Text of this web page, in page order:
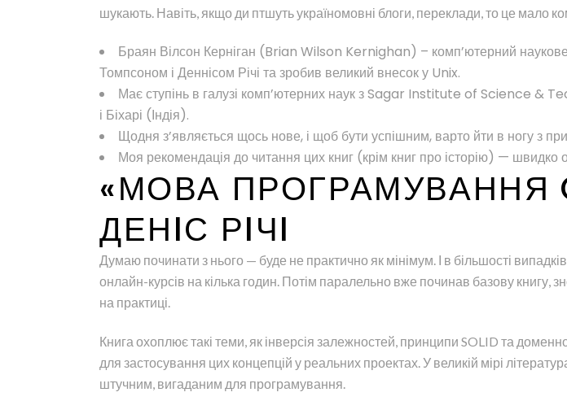
шукають. Навіть, якщо ди птшуть україномовні блоги, переклади, то це мало
Браян Вілсон Керніган (Brian Wilson Kernighan) – комп’ютерний
Томпсоном і Деннісом Річі та зробив великий внесок у Unix.
Має ступінь в галузі комп’ютерних наук з Sagar Institute of Science &
і Біхарі (Індія).
Щодня з’являється щось нове, і щоб бути успішним, варто йти в ногу з
Моя рекомендація до читання цих книг (крім книг про історію) — швидко
«МОВА ПРОГРАМУВАННЯ
ДЕНIС РIЧI
Думаю починати з нього — буде не практично як мінімум. І в більшості
онлайн-курсів на кілька годин. Потім паралельно вже починав базову книгу,
на практиці.
Книга охоплює такі теми, як інверсія залежностей, принципи SOLID та
для застосування цих концепцій у реальних проектах. У великій мірі
штучним, вигаданим для програмування.